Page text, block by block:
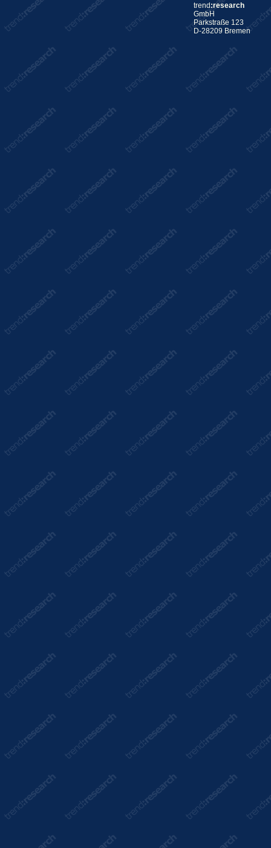
trend:research
GmbH
Parkstraße 123
D-28209 Bremen